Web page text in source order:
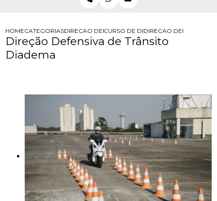
HOMECATEGORIASDIRECAO DEFENSIVACURSO DE DIRECAO DEFENSIVA
DIRECAO DEFENSIVA
Direção Defensiva de Trânsito
Diadema